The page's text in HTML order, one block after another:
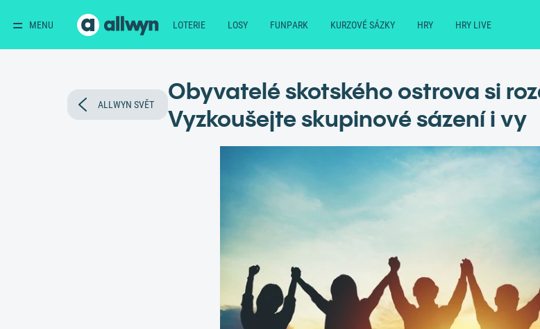
MENU LOTERIE LOSY FUNPARK KURZOVÉ SÁZKY HRY HRY LIVE
ALLWYN SVĚT
Obyvatelé skotského ostrova si
Vyzkoušejte skupinové sázení i vy